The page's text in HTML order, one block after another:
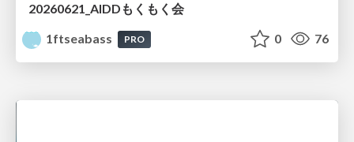
20260621_AIDDもくもく会
1ftseabass
PRO 0 76